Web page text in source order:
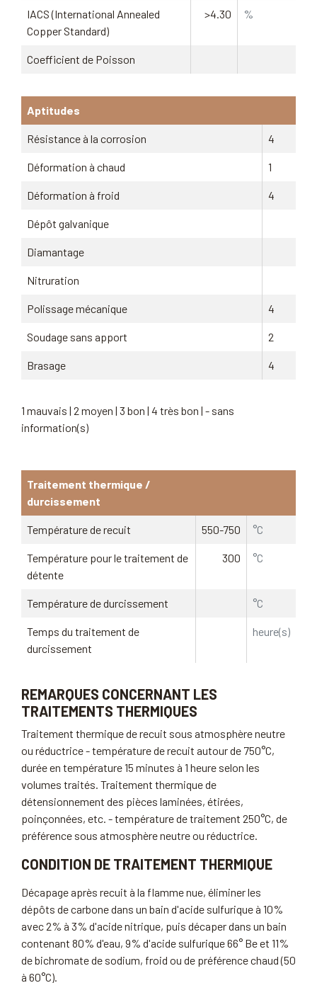
IACS (International Annealed
Copper Standard)
>4.30 %
Coefficient de Poisson
Aptitudes
Résistance à la corrosion 4
Déformation à chaud 1
Déformation à froid 4
Dépôt galvanique
Diamantage
Nitruration
Polissage mécanique 4
Soudage sans apport 2
Brasage 4
1 mauvais | 2 moyen | 3 bon | 4 très bon | - sans
information(s)
Traitement thermique /
durcissement
Température de recuit 550-750 °C
Température pour le traitement de
détente
300 °C
Température de durcissement °C
Temps du traitement de
durcissement
heure(s)
REMARQUES CONCERNANT LES
TRAITEMENTS THERMIQUES
Traitement thermique de recuit sous atmosphère neutre
ou réductrice - température de recuit autour de 750°C,
durée en température 15 minutes à 1 heure selon les
volumes traités. Traitement thermique de
détensionnement des pièces laminées, étirées,
poinçonnées, etc. - température de traitement 250°C, de
préférence sous atmosphère neutre ou réductrice.
CONDITION DE TRAITEMENT THERMIQUE
Décapage après recuit à la flamme nue, éliminer les
dépôts de carbone dans un bain d'acide sulfurique à 10%
avec 2% à 3% d'acide nitrique, puis décaper dans un bain
contenant 80% d'eau, 9% d'acide sulfurique 66° Be et 11%
de bichromate de sodium, froid ou de préférence chaud (50
à 60°C).